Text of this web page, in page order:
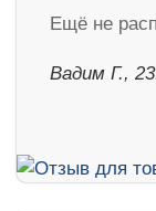
Ещё не
Вадим Г.,